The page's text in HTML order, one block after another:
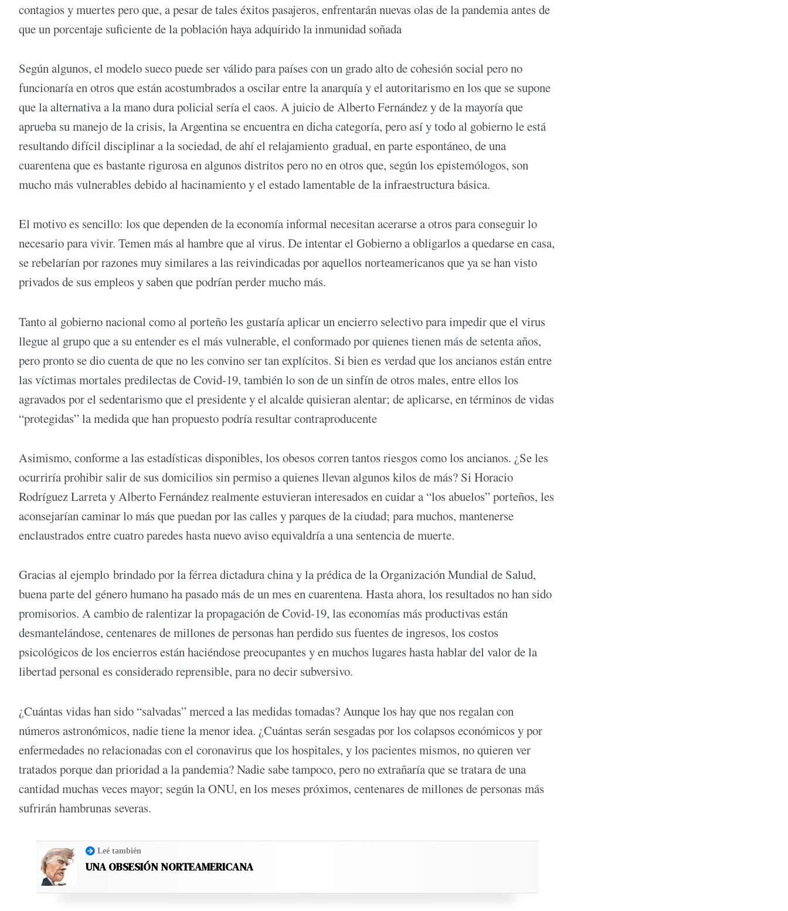
contagios y muertes pero que, a pesar de tales éxitos pasajeros, enfrentarán nuevas olas de la pandemia antes de
que un porcentaje suficiente de la población haya adquirido la inmunidad soñada
Según algunos, el modelo sueco puede ser válido para países con un grado alto de cohesión social pero no
funcionaría en otros que están acostumbrados a oscilar entre la anarquía y el autoritarismo en los que se supone
que la alternativa a la mano dura policial sería el caos. A juicio de Alberto Fernández y de la mayoría que
aprueba su manejo de la crisis, la Argentina se encuentra en dicha categoría, pero así y todo al gobierno le está
resultando difícil disciplinar a la sociedad, de ahí el relajamiento gradual, en parte espontáneo, de una
cuarentena que es bastante rigurosa en algunos distritos pero no en otros que, según los epistemólogos, son
mucho más vulnerables debido al hacinamiento y el estado lamentable de la infraestructura básica.
El motivo es sencillo: los que dependen de la economía informal necesitan acerarse a otros para conseguir lo
necesario para vivir. Temen más al hambre que al virus. De intentar el Gobierno a obligarlos a quedarse en casa,
se rebelarían por razones muy similares a las reivindicadas por aquellos norteamericanos que ya se han visto
privados de sus empleos y saben que podrían perder mucho más.
Tanto al gobierno nacional como al porteño les gustaría aplicar un encierro selectivo para impedir que el virus
llegue al grupo que a su entender es el más vulnerable, el conformado por quienes tienen más de setenta años,
pero pronto se dio cuenta de que no les convino ser tan explícitos. Si bien es verdad que los ancianos están entre
las víctimas mortales predilectas de Covid-19, también lo son de un sinfín de otros males, entre ellos los
agravados por el sedentarismo que el presidente y el alcalde quisieran alentar; de aplicarse, en términos de vidas
“protegidas” la medida que han propuesto podría resultar contraproducente
Asimismo, conforme a las estadísticas disponibles, los obesos corren tantos riesgos como los ancianos. ¿Se les
ocurriría prohibir salir de sus domicilios sin permiso a quienes llevan algunos kilos de más? Si Horacio
Rodríguez Larreta y Alberto Fernández realmente estuvieran interesados en cuidar a “los abuelos” porteños, les
aconsejarían caminar lo más que puedan por las calles y parques de la ciudad; para muchos, mantenerse
enclaustrados entre cuatro paredes hasta nuevo aviso equivaldría a una sentencia de muerte.
Gracias al ejemplo brindado por la férrea dictadura china y la prédica de la Organización Mundial de Salud,
buena parte del género humano ha pasado más de un mes en cuarentena. Hasta ahora, los resultados no han sido
promisorios. A cambio de ralentizar la propagación de Covid-19, las economías más productivas están
desmantelándose, centenares de millones de personas han perdido sus fuentes de ingresos, los costos
psicológicos de los encierros están haciéndose preocupantes y en muchos lugares hasta hablar del valor de la
libertad personal es considerado reprensible, para no decir subversivo.
¿Cuántas vidas han sido “salvadas” merced a las medidas tomadas? Aunque los hay que nos regalan con
números astronómicos, nadie tiene la menor idea. ¿Cuántas serán sesgadas por los colapsos económicos y por
enfermedades no relacionadas con el coronavirus que los hospitales, y los pacientes mismos, no quieren ver
tratados porque dan prioridad a la pandemia? Nadie sabe tampoco, pero no extrañaría que se tratara de una
cantidad muchas veces mayor; según la ONU, en los meses próximos, centenares de millones de personas más
sufrirán hambrunas severas.
Leé también
UNA OBSESIÓN NORTEAMERICANA